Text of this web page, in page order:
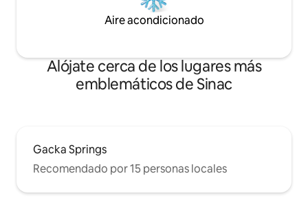
Aire acondicionado
Alójate cerca de los lugares más
emblemáticos de Sinac
Gacka Springs
Recomendado por 15 personas locales